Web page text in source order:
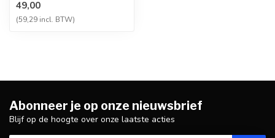
slijtbestendig en U...
49,00
(59,29 incl. BTW)
Abonneer je op onze nieuwsbrief
Blijf op de hoogte over onze laatste acties